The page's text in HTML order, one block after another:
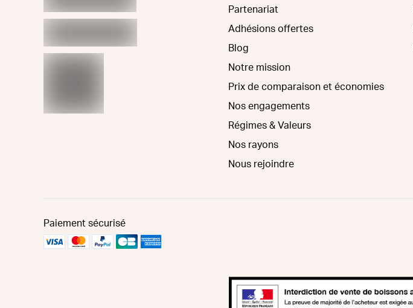
Partenariat
Adhésions offertes
Blog
Notre mission
Prix de comparaison et économies
Nos engagements
Régimes & Valeurs
Nos rayons
Nous rejoindre
Paiement sécurisé